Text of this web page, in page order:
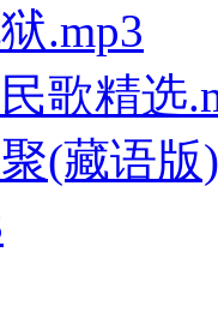
.mp3
歌精选
(藏语版